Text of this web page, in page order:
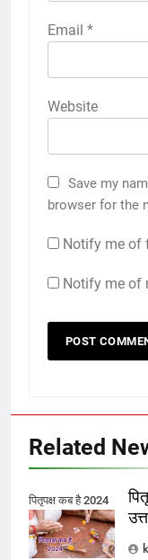
Email *
Website
Save my
browser for the
Notify me of
Notify me of
Related
पितृपक्ष कब है 2024